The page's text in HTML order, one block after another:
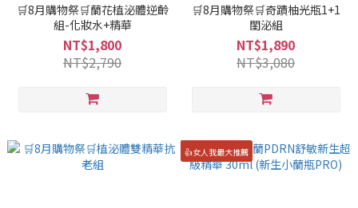
🛒8月購物祭🛒蘭花植泌體逆齡
組-化妝水+精華
NT$1,800
NT$2,790
🛒8月購物祭🛒奇蹟柚光瓶1+1
閨泌組
NT$1,890
NT$3,080
👍女人我最大推薦